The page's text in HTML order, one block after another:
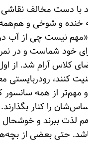
با دست مخالف
خنده و شوخی و
«مهم نیست چی از آب در
خود شماست و در
کلاس آرام شد. از
کنند، رودربایستی
مهم‌تر از همه سانسور
را کنار
لذت ببرند و خوشحال
حتی بعضی از